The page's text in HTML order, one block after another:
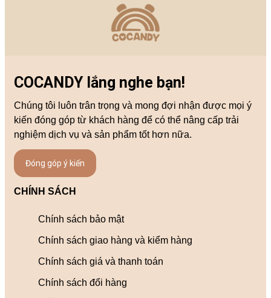
COCANDY lắng nghe bạn!
Chúng tôi luôn trân trọng và mong đợi nhận được mọi ý
kiến đóng góp từ khách hàng để có thể nâng cấp trải
nghiệm dịch vụ và sản phẩm tốt hơn nữa.
Đóng góp ý kiến
CHÍNH SÁCH
Chính sách bảo mật
Chính sách giao hàng và kiểm hàng
Chính sách giá và thanh toán
Chính sách đổi hàng